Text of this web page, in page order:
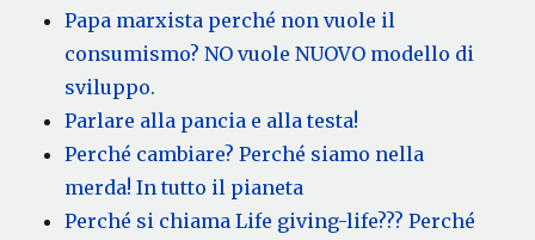
Papa marxista perché non vuole il
consumismo? NO vuole NUOVO modello di
sviluppo.
Parlare alla pancia e alla testa!
Perché cambiare? Perché siamo nella
merda! In tutto il pianeta
Perché si chiama Life giving-life??? Perché